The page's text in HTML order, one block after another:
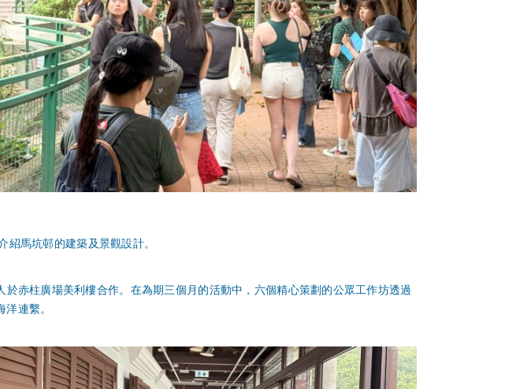
紹馬坑邨的建築及景觀設計。
赤柱廣場美利樓合作。在為期三個月的活動中，六個精心策劃的公眾工作坊透過
連繫。